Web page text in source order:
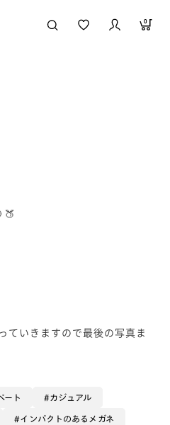
0
🍑
ていきますので最後の写真ま
ート カジュアル
インパクトのあるメガネ